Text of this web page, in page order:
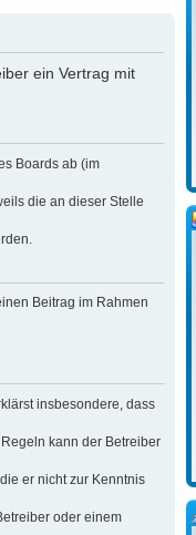
ein Vertrag mit
Boards ab (im
die an dieser Stelle
Beitrag im Rahmen
insbesondere, dass
kann der Betreiber
er nicht zur Kenntnis
oder einem